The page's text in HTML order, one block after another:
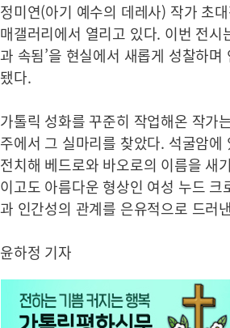
정미연(아기 예수의 데레사) 작가 초
매갤러리에서 열리고 있다. 이번 전
과 속됨’을 현실에서 새롭게 성찰하
됐다.
가톨릭 성화를 꾸준히 작업해온 작가
주에서 그 실마리를 찾았다. 석굴암
전치해 베드로와 바오로의 이름을 새
이고도 아름다운 형상인 여성 누드
과 인간성의 관계를 은유적으로 드러
윤하정 기자